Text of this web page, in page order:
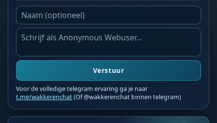
Verstuur
Voor de volledige telegram ervaring ga je naar
t.me/wakkerenchat(Of @wakkerenchat binnen telegram)